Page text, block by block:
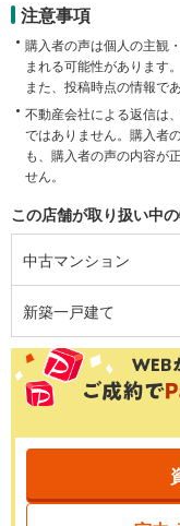
注意事項
購入者の声は個人の主観
まれる可能性があります。
また、投稿時点の情報で
不動産会社による返信は
ではありません。購入者
も、購入者の声の内容が
せん。
この店舗が取り扱い中
中古マンション
新築一戸建て